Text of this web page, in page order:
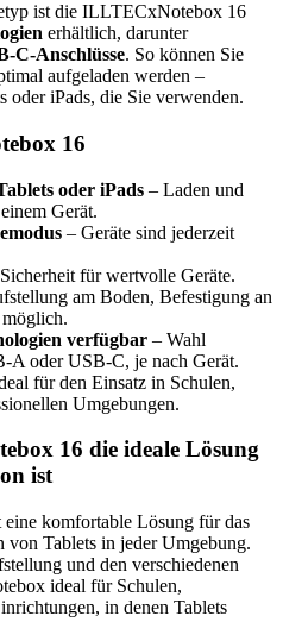
ist die ILLTECxNotebox 16
erhältlich, darunter
C-Anschlüsse. So können Sie
aufgeladen werden –
oder iPads, die Sie verwenden.
16
oder iPads – Laden und
Gerät.
– Geräte sind jederzeit
für wertvolle Geräte.
am Boden, Befestigung an
verfügbar – Wahl
A oder USB-C, je nach Gerät.
für den Einsatz in Schulen,
Umgebungen.
16 die ideale Lösung
ist
komfortable Lösung für das
von Tablets in jeder Umgebung.
und den verschiedenen
ideal für Schulen,
in denen Tablets